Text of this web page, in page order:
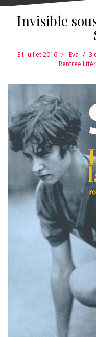
Invisible
31 juillet 2016 Eva 3
Rentrée